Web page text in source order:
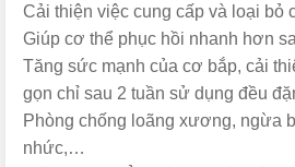
Cải thiện việc cung cấp và loại bỏ
Giúp cơ thể phục hồi nhanh hơn
Tăng sức mạnh của cơ bắp, cải
gọn chỉ sau 2 tuần sử dụng đều
Phòng chống loãng xương, ngừa
nhức,…